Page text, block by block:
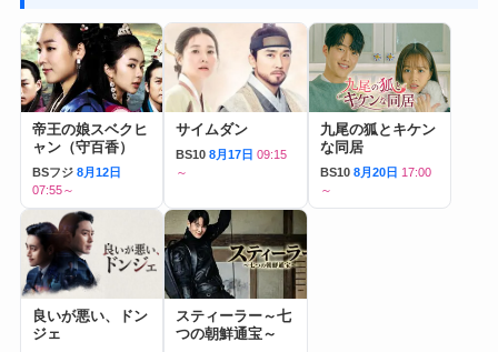
帝王の娘スベクヒ
ャン（守百香）
BSフジ 8月12日
07:55～
サイムダン
BS10 8月17日 09:15
～
九尾の狐とキケン
な同居
BS10 8月20日 17:00
～
良いが悪い、ドン
ジェ
スティーラー～七
つの朝鮮通宝～